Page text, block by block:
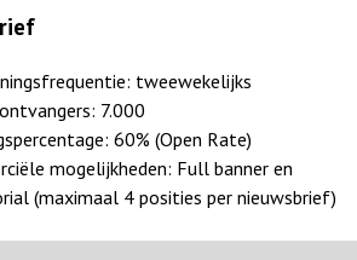
tweewekelijks
7.000
60% (Open Rate)
mogelijkheden: Full banner en
(maximaal 4 posities per nieuwsbrief)